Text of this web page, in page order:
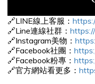
🔗LINE線上客服：
🔗Line連線社群：
🔗Instagram美物：
🔗Facebook社團：
🔗Facebook粉專：
🔗官方網站看更多：